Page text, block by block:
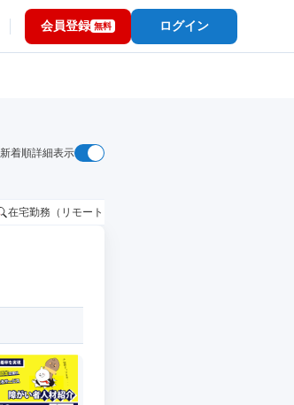
会員登録 無料 ログイン
新着順詳細表示
在宅勤務（リモートワーク）OK